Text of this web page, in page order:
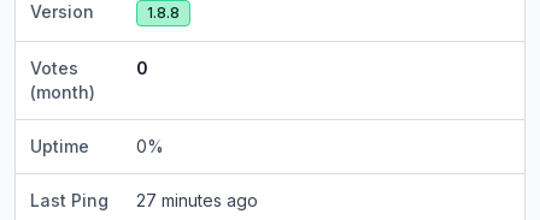
Version 1.8.8
Votes
(month)
0
Uptime 0%
Last Ping 27 minutes ago